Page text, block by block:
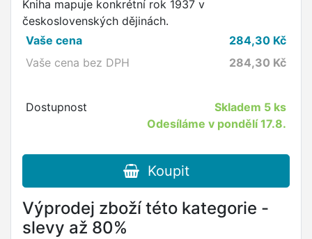
Kniha mapuje konkrétní rok 1937 v
československých dějinách.
Vaše cena
284,30 Kč
Vaše cena bez DPH
284,30 Kč
Dostupnost Skladem 5 ks
Odesíláme v pondělí 17.8.
Koupit
Výprodej zboží této kategorie -
slevy až 80%